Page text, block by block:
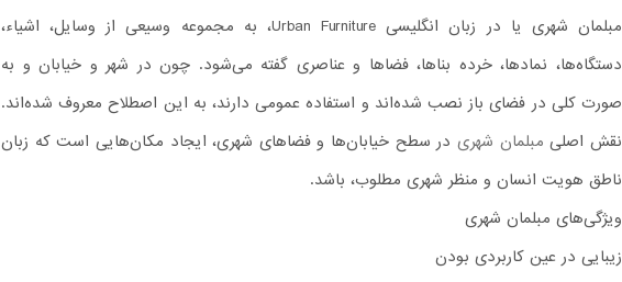
مبلمان شهری یا در زبان انگلیسی Urban Furniture، به مجموعه وسیعی از وسایل، اشیاء،
دستگاه‌ها، نمادها، خرده بناها، فضاها و عناصری گفته می‌شود. چون در شهر و خیابان و به
صورت کلی در فضای باز نصب شده‌اند و استفاده عمومی دارند، به این اصطلاح معروف شده‌اند.
نقش اصلی مبلمان شهریدر سطح خیابان‌ها و فضاهای شهری، ایجاد مکان‌هایی است که زبان
ناطق هویت انسان و منظر شهری مطلوب، باشد.
ویژگی‌های مبلمان شهری
زیبایی در عین کاربردی بودن